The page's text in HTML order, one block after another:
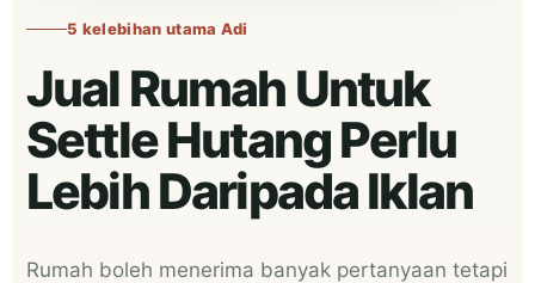
5 kelebihan utama Adi
Jual Rumah Untuk
Settle Hutang Perlu
Lebih Daripada Iklan
Rumah boleh menerima banyak pertanyaan tetapi